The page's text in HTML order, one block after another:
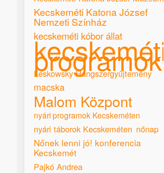
Kecskeméti Katona József
Nemzeti Színház
kecskeméti kóbor állat
kecskeméti
programok
Leskowsky Hangszergyűjtemény
macska
Malom Központ
nyári programok Kecskeméten
nyári táborok Kecskeméten nőnap
Nőnek lenni jó! konferencia
Kecskemét
Pajkó Andrea